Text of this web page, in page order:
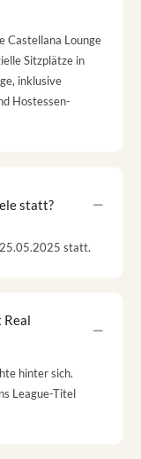
Castellana Lounge
Sitzplätze in
inklusive
Hostessen-
statt?
25.05.2025 statt.
Real
hinter sich.
League-Titel